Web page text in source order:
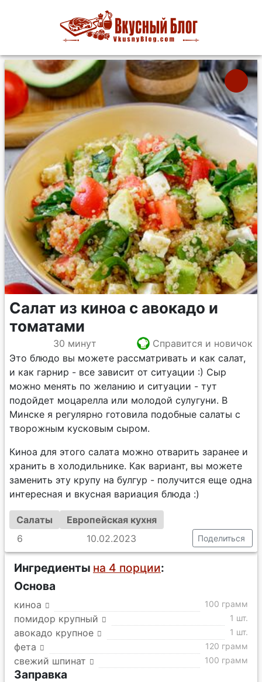
Салат из киноа с авокадо и
томатами
30 минут
Справится и новичок
Это блюдо вы можете рассматривать и как салат,
и как гарнир - все зависит от ситуации :) Сыр
можно менять по желанию и ситуации - тут
подойдет моцарелла или молодой сулугуни. В
Минске я регулярно готовила подобные салаты с
творожным кусковым сыром.
Киноа для этого салата можно отварить заранее и
хранить в холодильнике. Как вариант, вы можете
заменить эту крупу на булгур - получится еще одна
интересная и вкусная вариация блюда :)
Салаты
Европейская кухня
6
10.02.2023 Поделиться
Ингредиенты на 4 порции:
Основа
киноа 100 грамм
помидор крупный 1 шт.
авокадо крупное 1 шт.
фета 120 грамм
свежий шпинат 100 грамм
Заправка